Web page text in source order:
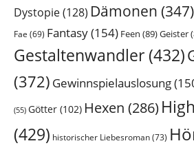
Dystopie(128) Dämonen (347)
Fae (69) Fantasy(154) Feen (89)Geister
Gestaltenwandler (432)
(372) Gewinnspielauslosung
(55) Götter (102) Hexen (286)
(429) historischer Liebesroman(73)